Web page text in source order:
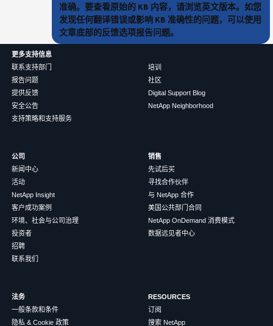
准确。要查看原始的 KB 内容，请浏览英文版本。如您
发现任何翻译错误或影响 KB 准确性的问题，可以使用
文章底部的反馈选项报告问题。
更多支持信息
联系支持部门
报告问题
提供反馈
安全公告
支持策略和支持服务
培训
社区
Digital Support Blog
NetApp Neighborhood
公司
新闻中心
活动
NetApp Insight
客户成功案例
环境、社会与公司治理
投资者
招聘
联系我们
销售
先试后买
寻找合作伙伴
与 NetApp 合作
美国公共部门合同
NetApp OnDemand 消费模式
数据远见者中心
法务
一般条款和条件
隐私 & Cookie 政策
RESOURCES
订阅
搜索 NetApp